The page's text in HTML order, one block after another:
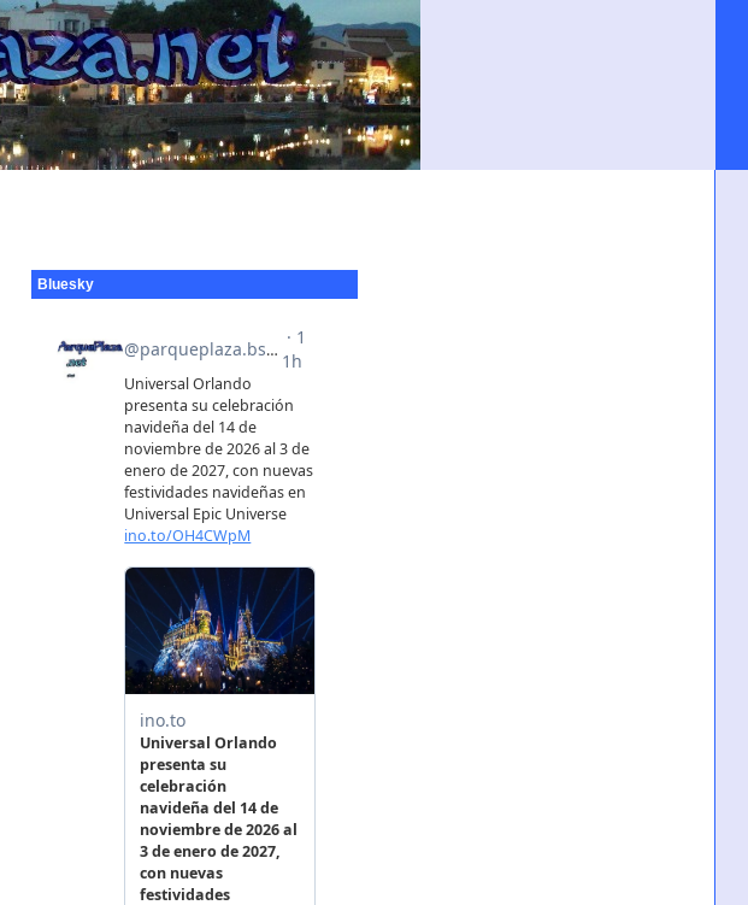
Bluesky